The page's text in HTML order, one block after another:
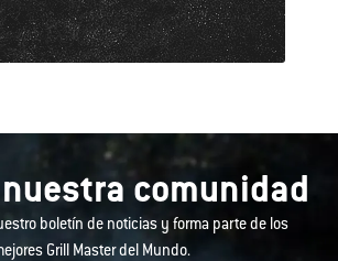
comunidad
boletín de noticias y forma parte de los
Grill Master del Mundo.